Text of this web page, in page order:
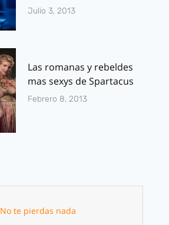
Julio 3, 2013
Las romanas y rebeldes
mas sexys de Spartacus
Febrero 8, 2013
No te pierdas nada